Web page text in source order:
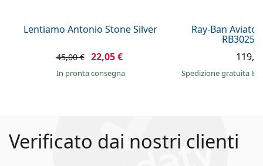
Lentiamo Antonio Stone Silver
45,00 € 22,05 €
in pronta consegna
Ray-Ban
RB3025
Spedizione gratuita&
Verificato dai nostri clienti